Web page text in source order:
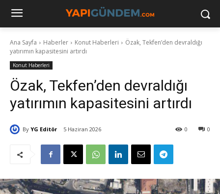
Ana Sayfa Haberler Konut Haberleri
Özak, Tekfen’den devraldığı
yatırımın kapasitesini artırdı
Konut Haberleri
Özak, Tekfen’den devraldığı
yatırımın kapasitesini artırdı
By YG Editör 5 Haziran 2026 0
0